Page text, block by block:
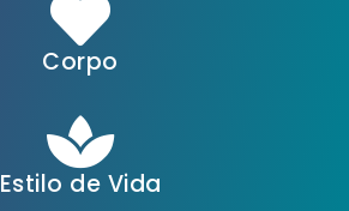
Corpo
Estilo de Vida